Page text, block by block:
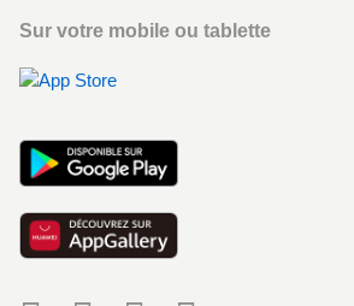
Sur votre mobile ou tablette